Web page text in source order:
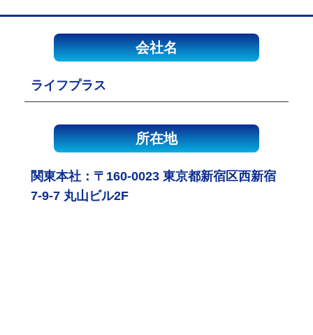
会社名
ライフプラス
所在地
関東本社：〒160-0023 東京都新宿区西新宿
7-9-7 丸山ビル2F